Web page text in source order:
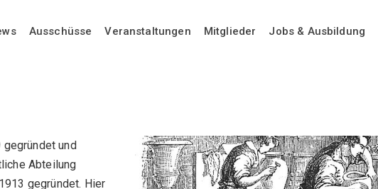
Ausschüsse Veranstaltungen Mitglieder Jobs & Ausbildung
und
Abteilung
gegründet. Hier